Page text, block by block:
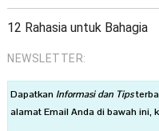
12 Rahasia untuk Bahagia
NEWSLETTER:
DapatkanInformasi dan Tips
alamat Email Anda di bawah ini,